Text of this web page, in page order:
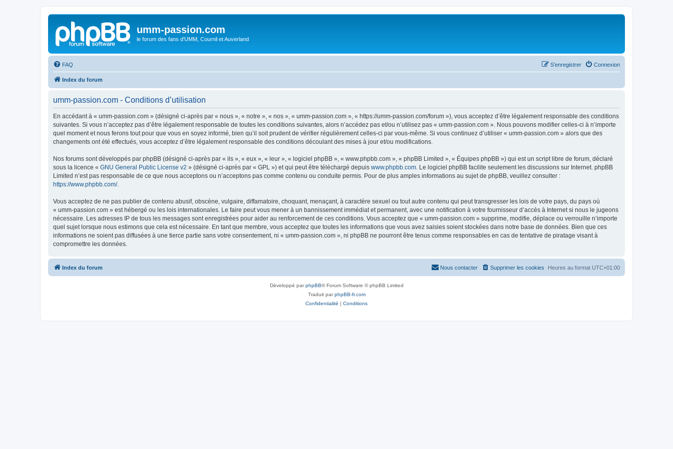
umm-passion.com
le forum des fans d'UMM, Cournil et Auverland
FAQ Connexion
S’enregistrer
Index du forum
umm-passion.com - Conditions d’utilisation
En accédant à « umm-passion.com » (désigné ci-après par « nous », « notre », « nos », « umm-passion.com », « https://umm-passion.com/forum »), vous acceptez d’être légalement responsable des conditions
suivantes. Si vous n’acceptez pas d’être légalement responsable de toutes les conditions suivantes, alors n’accédez pas et/ou n’utilisez pas « umm-passion.com ». Nous pouvons modifier celles-ci à n’importe
quel moment et nous ferons tout pour que vous en soyez informé, bien qu’il soit prudent de vérifier régulièrement celles-ci par vous-même. Si vous continuez d’utiliser « umm-passion.com » alors que des
changements ont été effectués, vous acceptez d’être légalement responsable des conditions découlant des mises à jour et/ou modifications.
Nos forums sont développés par phpBB (désigné ci-après par « ils », « eux », « leur », « logiciel phpBB », « www.phpbb.com », « phpBB Limited », « Équipes phpBB ») qui est un script libre de forum, déclaré
sous la licence « GNU General Public License v2 » (désigné ci-après par « GPL ») et qui peut être téléchargé depuis www.phpbb.com . Le logiciel phpBB facilite seulement les discussions sur Internet. phpBB
Limited n’est pas responsable de ce que nous acceptons ou n’acceptons pas comme contenu ou conduite permis. Pour de plus amples informations au sujet de phpBB, veuillez consulter :
https://www.phpbb.com/.
Vous acceptez de ne pas publier de contenu abusif, obscène, vulgaire, diffamatoire, choquant, menaçant, à caractère sexuel ou tout autre contenu qui peut transgresser les lois de votre pays, du pays où
« umm-passion.com » est hébergé ou les lois internationales. Le faire peut vous mener à un bannissement immédiat et permanent, avec une notification à votre fournisseur d’accès à Internet si nous le jugeons
nécessaire. Les adresses IP de tous les messages sont enregistrées pour aider au renforcement de ces conditions. Vous acceptez que « umm-passion.com » supprime, modifie, déplace ou verrouille n’importe
quel sujet lorsque nous estimons que cela est nécessaire. En tant que membre, vous acceptez que toutes les informations que vous avez saisies soient stockées dans notre base de données. Bien que ces
informations ne soient pas diffusées à une tierce partie sans votre consentement, ni « umm-passion.com », ni phpBB ne pourront être tenus comme responsables en cas de tentative de piratage visant à
compromettre les données.
Index du forum Heures au format UTC+01:00
Supprimer les cookies
Nous contacter
Développé parphpBB® Forum Software © phpBB Limited
Traduit parphpBB-fr.com
Confidentialité | Conditions